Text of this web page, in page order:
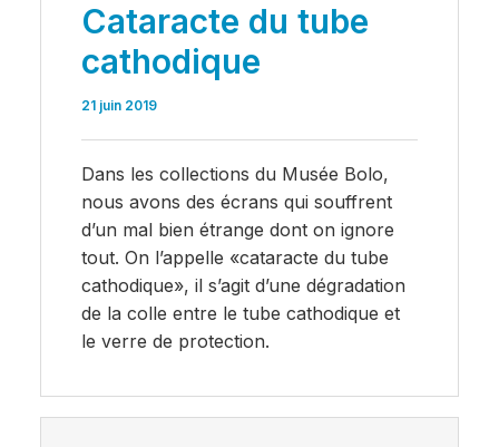
Cataracte du tube
cathodique
21 juin 2019
Dans les collections du Musée Bolo,
nous avons des écrans qui souffrent
d’un mal bien étrange dont on ignore
tout. On l’appelle «cataracte du tube
cathodique», il s’agit d’une dégradation
de la colle entre le tube cathodique et
le verre de protection.